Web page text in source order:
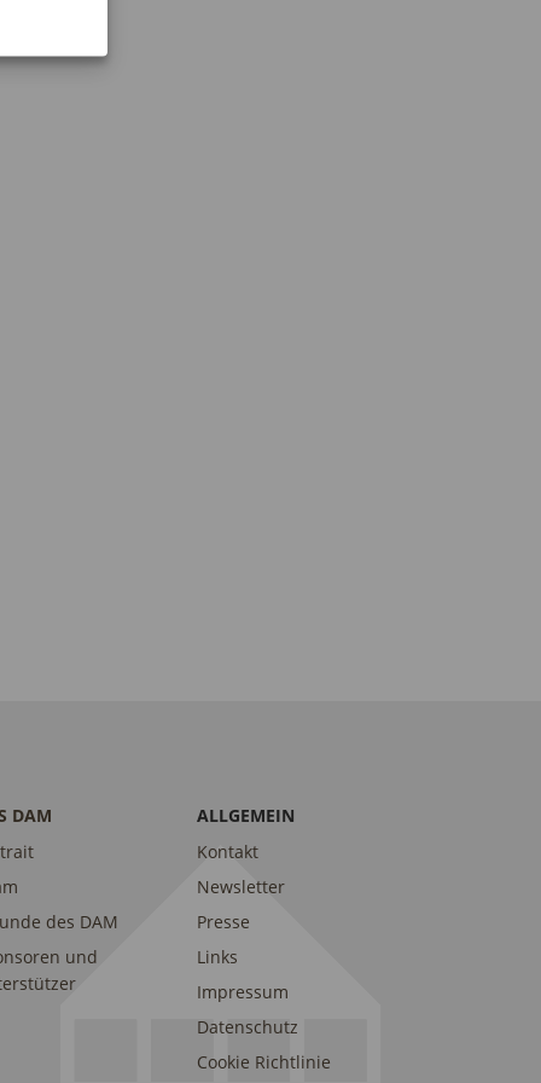
DAM
des DAM
und
ALLGEMEIN
Kontakt
Newsletter
Presse
Links
Impressum
Datenschutz
Cookie Richtlinie